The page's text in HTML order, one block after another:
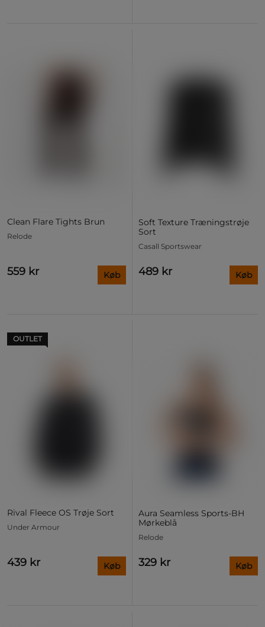
Clean Flare Tights Brun
Relode
559 kr Køb
Soft Texture Træningstrøje
Sort
Casall Sportswear
489 kr Køb
OUTLET
Rival Fleece OS Trøje Sort
Under Armour
439 kr Køb
Aura Seamless Sports‑BH
Mørkeblå
Relode
329 kr Køb